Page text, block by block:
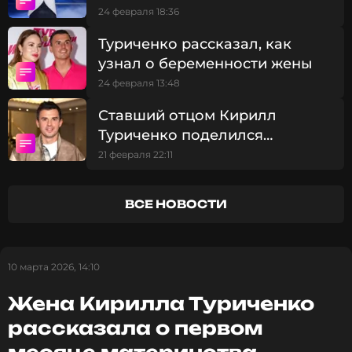
Читайте нас в ВКонтакте, чтобы
оставаться в курсе событий
«Иванушки International»
24 февраля 18:36
Туриченко рассказал, как
узнал о беременности жены
24 февраля 13:48
Ставший отцом Кирилл
Туриченко поделился
забавной историей о выписке
21 февраля 22:11
ВСЕ НОВОСТИ
10 марта 2026, 14:10
Жена Кирилла Туриченко
рассказала о первом